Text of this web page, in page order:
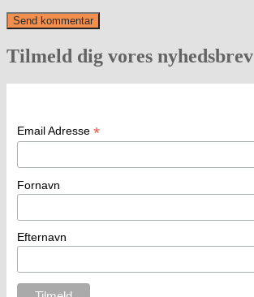
Tilmeld dig vores nyhedsbrev
Email Adresse *
Fornavn
Efternavn